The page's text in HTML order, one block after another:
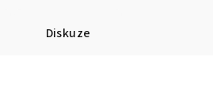
Diskuze